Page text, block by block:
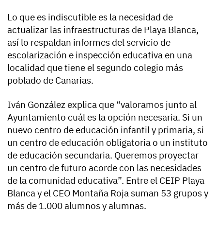
Lo que es indiscutible es la necesidad de
actualizar las infraestructuras de Playa Blanca,
así lo respaldan informes del servicio de
escolarización e inspección educativa en una
localidad que tiene el segundo colegio más
poblado de Canarias.
Iván González explica que “valoramos junto al
Ayuntamiento cuál es la opción necesaria. Si un
nuevo centro de educación infantil y primaria, si
un centro de educación obligatoria o un instituto
de educación secundaria. Queremos proyectar
un centro de futuro acorde con las necesidades
de la comunidad educativa”. Entre el CEIP Playa
Blanca y el CEO Montaña Roja suman 53 grupos y
más de 1.000 alumnos y alumnas.